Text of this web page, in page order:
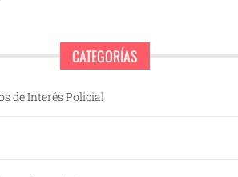
CATEGORÍAS
de Interés Policial